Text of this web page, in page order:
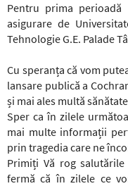
Pentru prima
asigurare de
Tehnologie G.E. Palade
Cu speranța că vom
lansare publică a
și mai ales multă
Sper ca în zilele
mai multe informații
prin tragedia care ne
Primiți Vă rog
fermă că în zilele ce